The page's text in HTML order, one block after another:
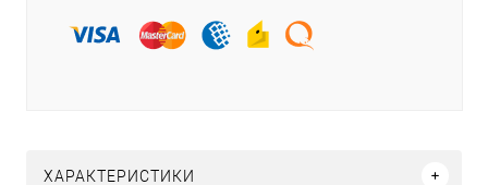
ХАРАКТЕРИСТИКИ